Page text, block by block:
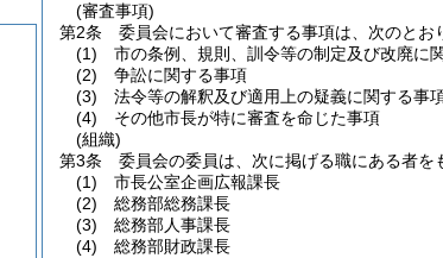
(審査事項)
第2条
委員会において審査する事項は、次のとお
(1)
市の条例、規則、訓令等の制定及び改廃に
(2)
争訟に関する事項
(3)
法令等の解釈及び適用上の疑義に関する事
(4)
その他市長が特に審査を命じた事項
(組織)
第3条
委員会の委員は、次に掲げる職にある者を
(1)
市長公室企画広報課長
(2)
総務部総務課長
(3)
総務部人事課長
(4)
総務部財政課長